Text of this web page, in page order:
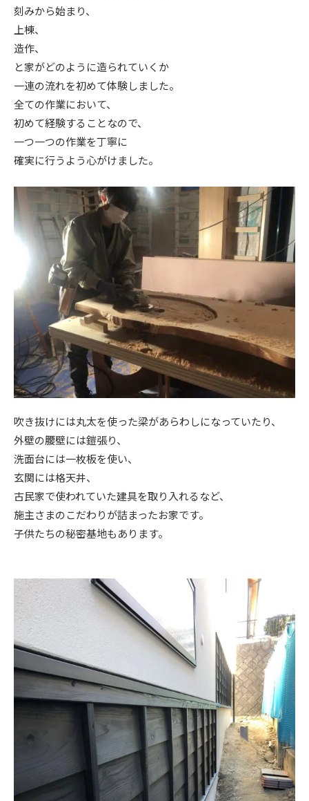
刻みから始まり、
上棟、
造作、
と家がどのように造られていくか
一連の流れを初めて体験しました。
全ての作業において、
初めて経験することなので、
一つ一つの作業を丁寧に
確実に行うよう心がけました。
吹き抜けには丸太を使った梁があらわしになっていたり、
外壁の腰壁には鎧張り、
洗面台には一枚板を使い、
玄関には格天井、
古民家で使われていた建具を取り入れるなど、
施主さまのこだわりが詰まったお家です。
子供たちの秘密基地もあります。